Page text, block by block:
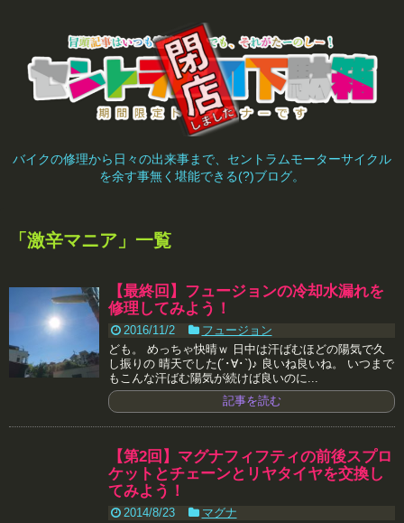
バイクの修理から日々の出来事まで、セントラムモーターサイクル
を余す事無く堪能できる(?)ブログ。
「 激辛マニア 」 一覧
【最終回】フュージョンの冷却水漏れを
修理してみよう！
2016/11/2
フュージョン
ども。 めっちゃ快晴ｗ 日中は汗ばむほどの陽気で久
し振りの 晴天でした(´･∀･`)♪ 良いね良いね。 いつまで
もこんな汗ばむ陽気が続けば良いのに...
記事を読む
【第2回】マグナフィフティの前後スプロ
ケットとチェーンとリヤタイヤを交換し
てみよう！
2014/8/23
マグナ